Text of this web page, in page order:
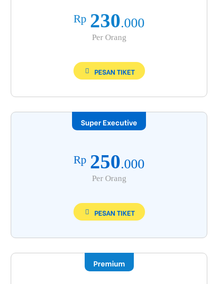
Rp 230.000
Per Orang
PESAN TIKET
Super Executive
Rp 250.000
Per Orang
PESAN TIKET
Premium